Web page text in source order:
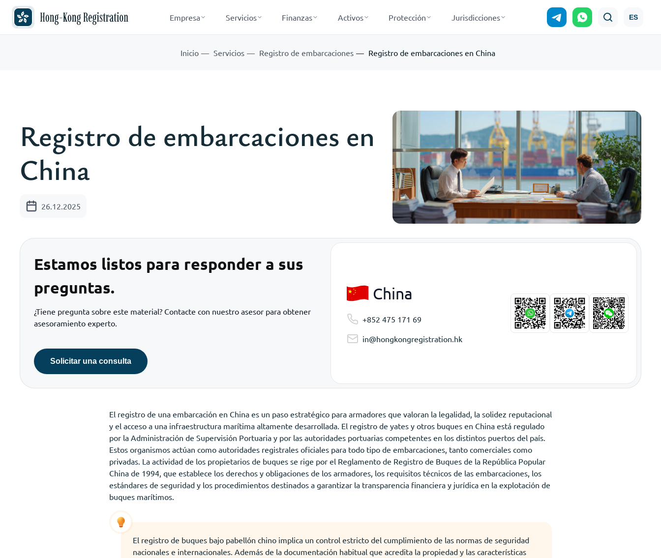
Empresa Servicios Finanzas Activos Protección Jurisdicciones ES
Inicio Servicios Registro de embarcaciones Registro de embarcaciones en China
Registro de embarcaciones en
China
26.12.2025
Estamos listos para responder a sus
preguntas.
¿Tiene pregunta sobre este material? Contacte con nuestro asesor para obtener
asesoramiento experto.
Solicitar una consulta
China
+852 475 171 69
in@hongkongregistration.hk
El registro de una embarcación en China es un paso estratégico para armadores que valoran la legalidad, la solidez reputacional
y el acceso a una infraestructura marítima altamente desarrollada. El registro de yates y otros buques en China está regulado
por la Administración de Supervisión Portuaria y por las autoridades portuarias competentes en los distintos puertos del país.
Estos organismos actúan como autoridades registrales oficiales para todo tipo de embarcaciones, tanto comerciales como
privadas. La actividad de los propietarios de buques se rige por el Reglamento de Registro de Buques de la República Popular
China de 1994, que establece los derechos y obligaciones de los armadores, los requisitos técnicos de las embarcaciones, los
estándares de seguridad y los procedimientos destinados a garantizar la transparencia financiera y jurídica en la explotación de
buques marítimos.
El registro de buques bajo pabellón chino implica un control estricto del cumplimiento de las normas de seguridad
nacionales e internacionales. Además de la documentación habitual que acredita la propiedad y las características